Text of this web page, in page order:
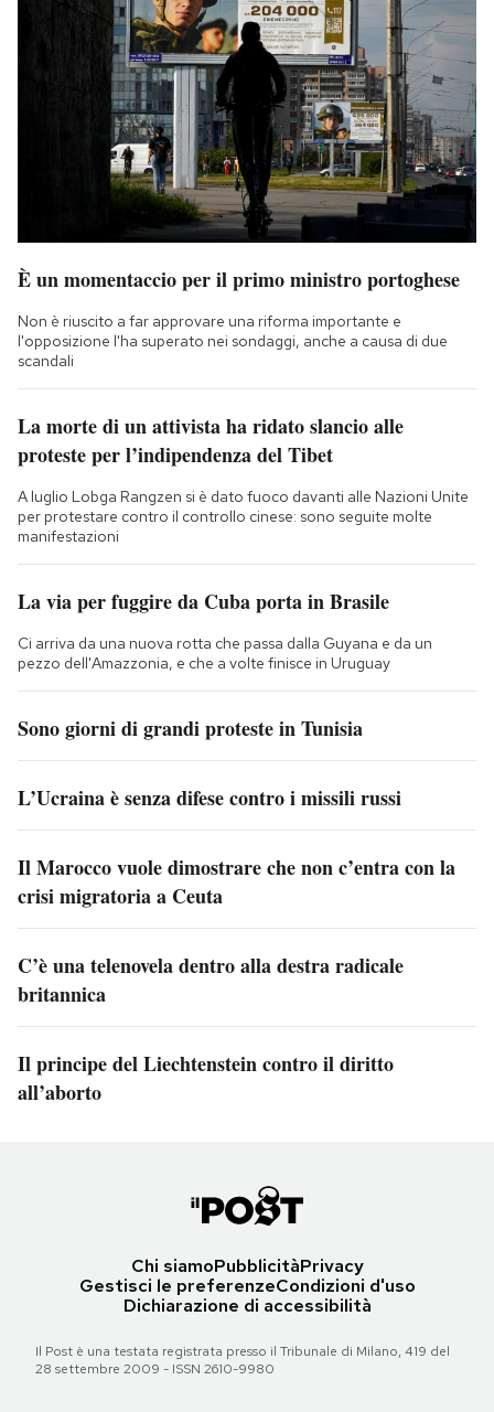
È un momentaccio per il primo ministro portoghese
Non è riuscito a far approvare una riforma importante e
l'opposizione l'ha superato nei sondaggi, anche a causa di due
scandali
La morte di un attivista ha ridato slancio alle
proteste per l’indipendenza del Tibet
A luglio Lobga Rangzen si è dato fuoco davanti alle Nazioni Unite
per protestare contro il controllo cinese: sono seguite molte
manifestazioni
La via per fuggire da Cuba porta in Brasile
Ci arriva da una nuova rotta che passa dalla Guyana e da un
pezzo dell'Amazzonia, e che a volte finisce in Uruguay
Sono giorni di grandi proteste in Tunisia
L’Ucraina è senza difese contro i missili russi
Il Marocco vuole dimostrare che non c’entra con la
crisi migratoria a Ceuta
C’è una telenovela dentro alla destra radicale
britannica
Il principe del Liechtenstein contro il diritto
all’aborto
Chi siamoPubblicitàPrivacy
Gestisci le preferenzeCondizioni d'uso
Dichiarazione di accessibilità
Il Post è una testata registrata presso il Tribunale di Milano, 419 del
28 settembre 2009 - ISSN 2610-9980